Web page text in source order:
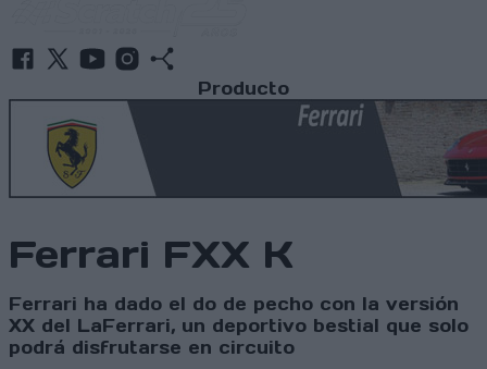
Producto
Ferrari FXX K
Ferrari ha dado el do de pecho con la versión
XX del LaFerrari, un deportivo bestial que solo
podrá disfrutarse en circuito